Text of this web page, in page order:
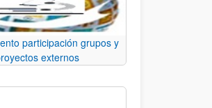
participación grupos y
externos